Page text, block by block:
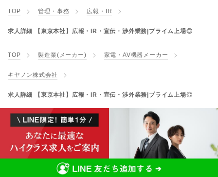
TOP 管理・事務 広報・IR
求人詳細 【東京本社】広報・IR・宣伝・渉外業務|プライム上場◎
TOP 製造業(メーカー) 家電・AV機器メーカー
キヤノン株式会社
求人詳細 【東京本社】広報・IR・宣伝・渉外業務|プライム上場◎